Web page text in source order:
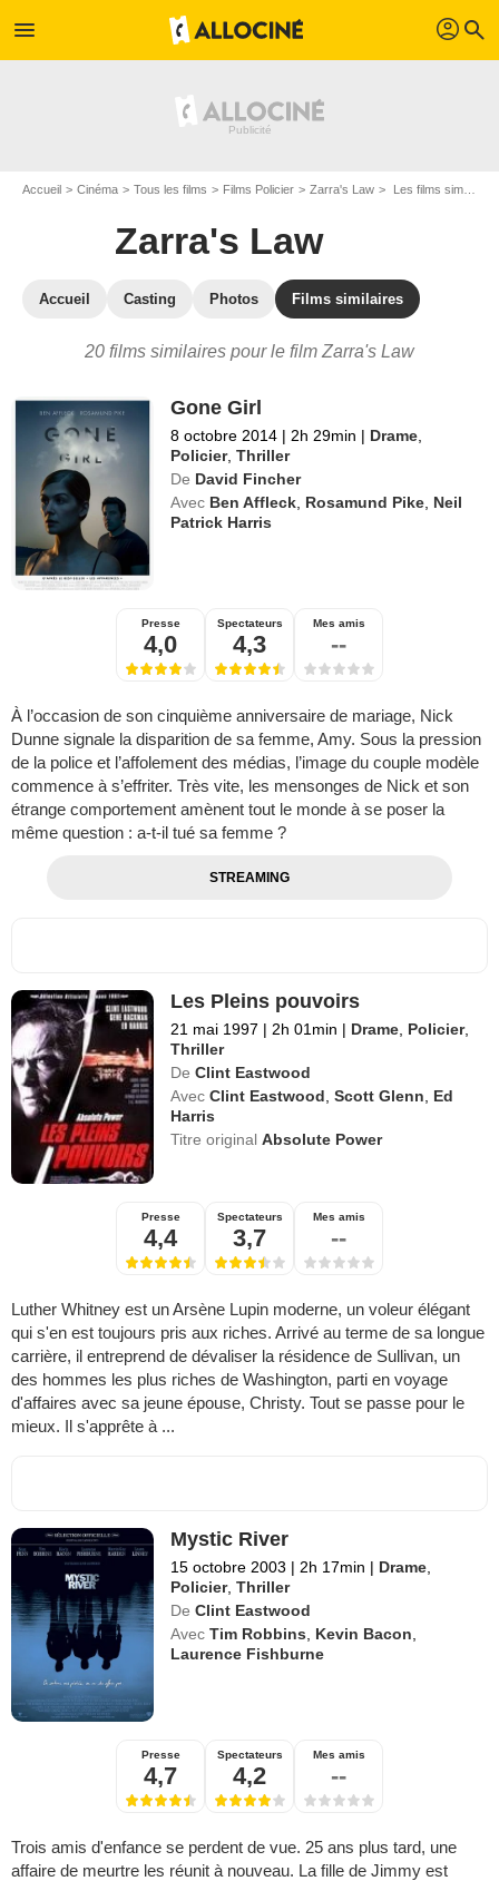
menu profil search
Accueil Cinéma Tous les films Films Policier Zarra's Law Les films similaires à "Zarra's Law"
Zarra's Law
Accueil Casting Photos Films similaires
20 films similaires pour le film Zarra's Law
Gone Girl
8 octobre 2014 | 2h 29min | Drame
Policier,Thriller
De David Fincher
Avec Ben Affleck Rosamund Pike Neil
Patrick Harris
Presse
4,0
Spectateurs
4,3
Mes amis
--
À l’occasion de son cinquième anniversaire de mariage, Nick
Dunne signale la disparition de sa femme, Amy. Sous la pression
de la police et l’affolement des médias, l’image du couple modèle
commence à s’effriter. Très vite, les mensonges de Nick et son
étrange comportement amènent tout le monde à se poser la
même question : a-t-il tué sa femme ?
STREAMING
Les Pleins pouvoirs
21 mai 1997 | 2h 01min | Drame Policier,
Thriller
De Clint Eastwood
Avec Clint Eastwood ,Scott Glenn
Ed
Harris
Titre originalAbsolute Power
Presse
4,4
Spectateurs
3,7
Mes amis
--
Luther Whitney est un Arsène Lupin moderne, un voleur élégant
qui s'en est toujours pris aux riches. Arrivé au terme de sa longue
carrière, il entreprend de dévaliser la résidence de Sullivan, un
des hommes les plus riches de Washington, parti en voyage
d'affaires avec sa jeune épouse, Christy. Tout se passe pour le
mieux. Il s'apprête à ...
Mystic River
15 octobre 2003 | 2h 17min | Drame
Policier,Thriller
De Clint Eastwood
Avec Tim Robbins Kevin Bacon
Laurence Fishburne
Presse
4,7
Spectateurs
4,2
Mes amis
--
Trois amis d'enfance se perdent de vue. 25 ans plus tard, une
affaire de meurtre les réunit à nouveau. La fille de Jimmy est